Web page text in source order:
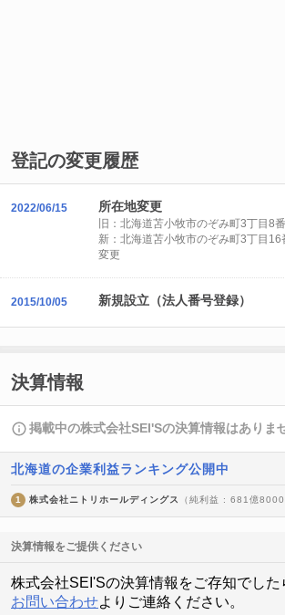
登記の変更履歴
2022/06/15 所在地変更
旧：北海道苫小牧市のぞみ町3丁目8
新：北海道苫小牧市のぞみ町3丁目
変更
2015/10/05 新規設立（法人番号登録）
決算情報
掲載中の株式会社SEI'Sの決算情報はありま
北海道の企業利益ランキング公開中
1 株式会社ニトリホールディングス （純利益 : 681億8000
決算情報をご提供ください
株式会社SEI'Sの決算情報をご存知でし
お問い合わせよりご連絡ください。